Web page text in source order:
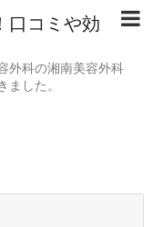
口コミや効
外科の湘南美容外科
した。